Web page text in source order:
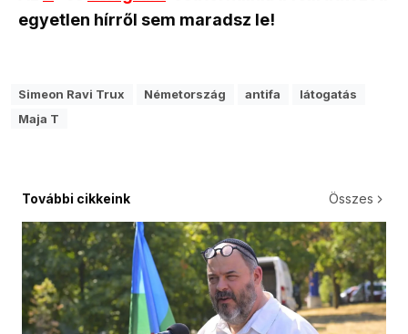
egyetlen hírről sem maradsz le!
Simeon Ravi Trux Németország antifa
látogatás
Maja T
További cikkeink Összes